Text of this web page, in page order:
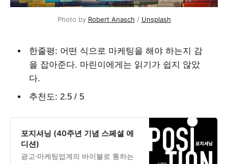
Photo by Robert Anasch / Unsplash
한줄평: 어떤 식으로 마케팅을 해야 하는지 감
을 잡아준다. 마린이에게는 읽기가 쉽지 않았
다.
추천도: 2.5 / 5
포지셔닝 (40주년 기념 스페셜 에
디션)
광고·마케팅업계의 바이블로 통하는